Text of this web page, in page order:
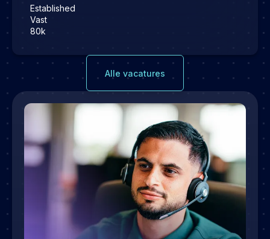
Established
Vast
80k
Alle vacatures